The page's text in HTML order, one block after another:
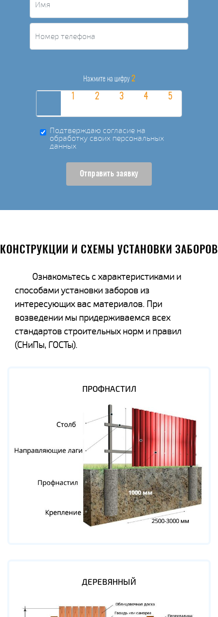
Нажмите на цифру 2
Подтверждаю согласие на
обработку своих персональных
данных
Отправить заявку
КОНСТРУКЦИИ И СХЕМЫ УСТАНОВКИ ЗАБОРОВ
Ознакомьтесь с характеристиками и
способами установки заборов из
интересующих вас материалов. При
возведении мы придерживаемся всех
стандартов строительных норм и правил
(СНиПы, ГОСТы).
ПРОФНАСТИЛ
ДЕРЕВЯННЫЙ